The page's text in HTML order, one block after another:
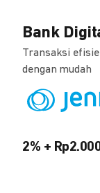
Bank
Transaksi
dengan mudah
2% +